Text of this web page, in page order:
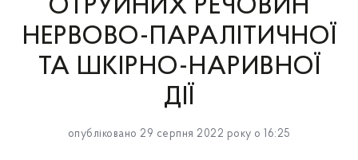
Контакти
Стратегія розвитку
Місцевий економічний розвиток
Молодіжна рада
Соціальний захист
Кадровий розділ
Асоціація міст України
Правила благоустрою громади
ОТРУЙНИХ РЕЧОВИН
НЕРВОВО-ПАРАЛІТИЧНОЇ
ТА ШКІРНО-НАРИВНОЇ
ДІЇ
опубліковано 29 серпня 2022 року о 16:25